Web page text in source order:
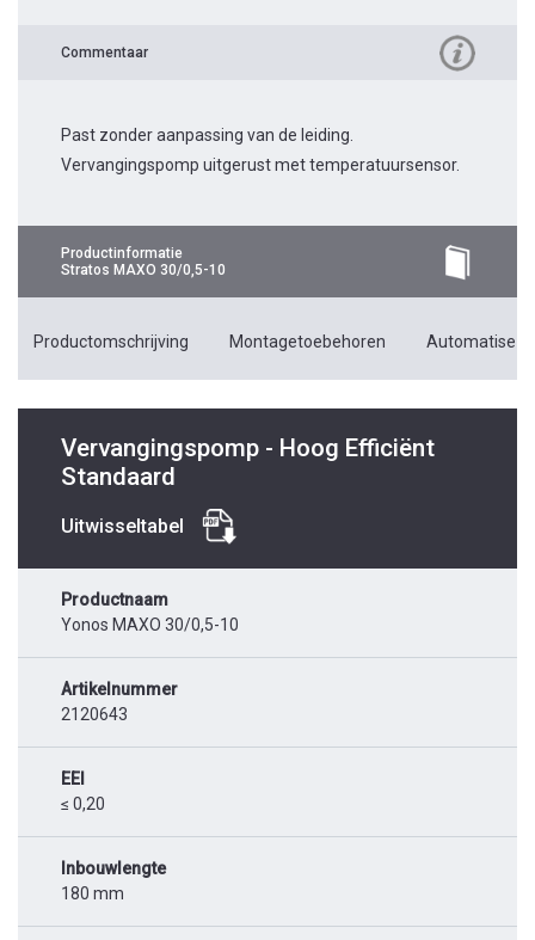
Commentaar
Past zonder aanpassing van de leiding.
Vervangingspomp uitgerust met temperatuursensor.
Productinformatie
Stratos MAXO 30/0,5-10
Productomschrijving Montagetoebehoren
Vervangingspomp - Hoog Efficiënt
Standaard
Uitwisseltabel
Productnaam
Yonos MAXO 30/0,5-10
Artikelnummer
2120643
EEI
≤ 0,20
Inbouwlengte
180 mm